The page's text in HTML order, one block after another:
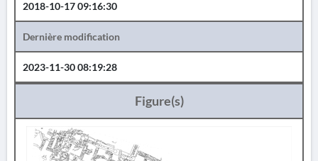
2018-10-17 09:16:30
Dernière modification
2023-11-30 08:19:28
Figure(s)